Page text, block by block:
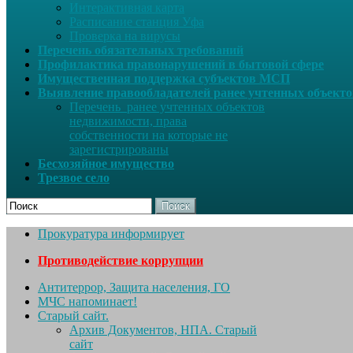
Интерактивная карта
Расписание станция Уфа
Проверка на вирусы
Перечень обязательных требований
Профилактика правонарушений в бытовой сфере
Имущественная поддержка субъектов МСП
Выявление правообладателей ранее учтенных
Перечень ранее учтенных объектов
недвижимости, права
собственности на которые не
зарегистрированы
Бесхозяйное имущество
Трезвое село
Поиск
Прокуратура информирует
Противодействие коррупции
Антитеррор, Защита населения, ГО
МЧС напоминает!
Старый сайт.
Архив Документов, НПА. Старый
сайт